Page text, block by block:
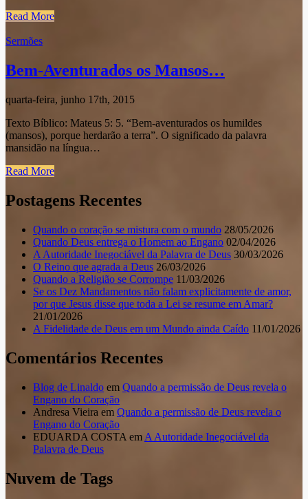
Read More
Sermões
Bem-Aventurados os Mansos…
quarta-feira, junho 17th, 2015
Texto Bíblico: Mateus 5: 5. “Bem-aventurados os humildes
(mansos), porque herdarão a terra”. O significado da palavra
mansidão na língua…
Read More
Postagens Recentes
Quando o coração se mistura com o mundo 28/05/2026
Quando Deus entrega o Homem ao Engano 02/04/2026
A Autoridade Inegociável da Palavra de Deus 30/03/2026
O Reino que agrada a Deus 26/03/2026
Quando a Religião se Corrompe 11/03/2026
Se os Dez Mandamentos não falam explicitamente de amor,
por que Jesus disse que toda a Lei se resume em Amar?
21/01/2026
A Fidelidade de Deus em um Mundo ainda Caído 11/01/2026
Comentários Recentes
Blog de Linaldo em Quando a permissão de Deus revela o
Engano do Coração
Andresa Vieira em Quando a permissão de Deus revela o
Engano do Coração
EDUARDA COSTA em A Autoridade Inegociável da
Palavra de Deus
Nuvem de Tags